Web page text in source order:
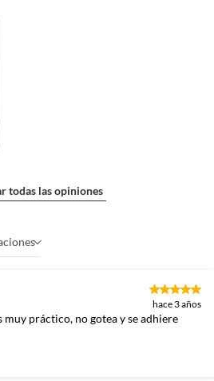
todas las opiniones
hace 3 años
muy práctico, no gotea y se adhiere